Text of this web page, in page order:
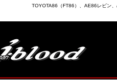
TOYOTA86（FT86）、AE86レビン